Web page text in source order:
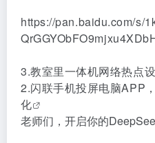
https://pan.baidu.com/s/
3.教室里一体机网络热点
2.闪联手机投屏电脑APP
化
老师们，开启你的